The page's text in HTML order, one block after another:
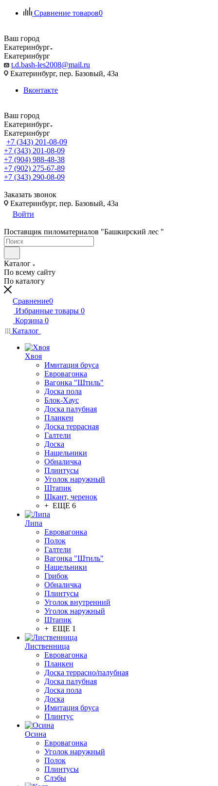
Сравнение товаров0
Ваш город
Екатеринбург
Екатеринбург
t.d.bash-les2008@mail.ru
Екатеринбург, пер. Базовый, 43а
Вконтакте
Ваш город
Екатеринбург
Екатеринбург
+7 (343) 201-08-09
+7 (343) 201-08-09
+7 (904) 988-48-38
+7 (902) 275-67-89
+7 (343) 290-08-09
Заказать звонок
Екатеринбург, пер. Базовый, 43а
Войти
Поставщик пиломатериалов "Башкирский лес "
Каталог
По всему сайту
По каталогу
Сравнение0
Избранные товары 0
Корзина 0
Каталог
Хвоя
Имитация бруса
Евровагонка
Вагонка "Штиль"
Доска пола
Блок-Хаус
Доска палубная
Планкен
Доска террасная
Галтели
Доска
Нащельники
Обналичка
Плинтусы
Уголок наружный
Штапик
Шкант, черенок
+ ЕЩЕ 6
Липа
Евровагонка
Полок
Галтели
Вагонка "Штиль"
Нащельники
Грибок
Обналичка
Плинтусы
Уголок внутренний
Уголок наружный
Штапик
+ ЕЩЕ 1
Лиственница
Евровагонка
Планкен
Доска террасно/палубная
Доска палубная
Доска пола
Доска
Имитация бруса
Плинтус
Осина
Евровагонка
Уголок наружный
Полок
Плинтусы
Слэбы